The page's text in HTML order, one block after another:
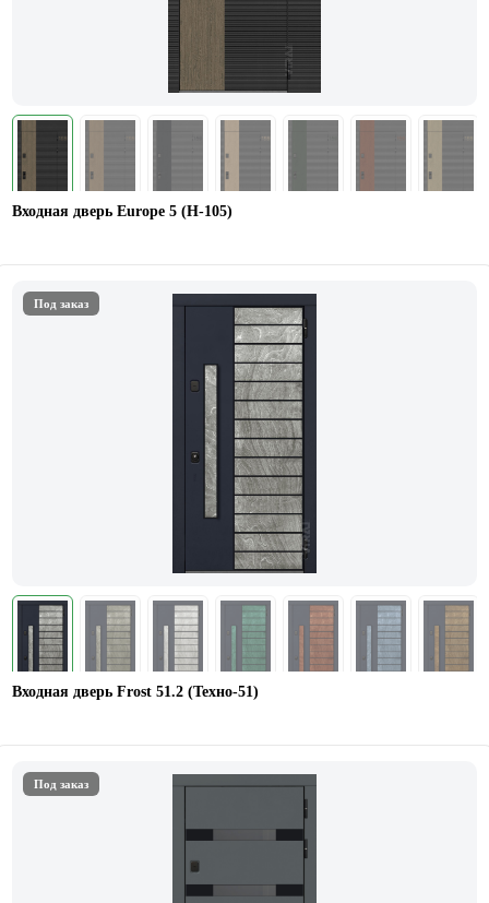
Входная дверь Europe 5 (H-105)
Под заказ
Входная дверь Frost 51.2 (Техно-51)
Под заказ